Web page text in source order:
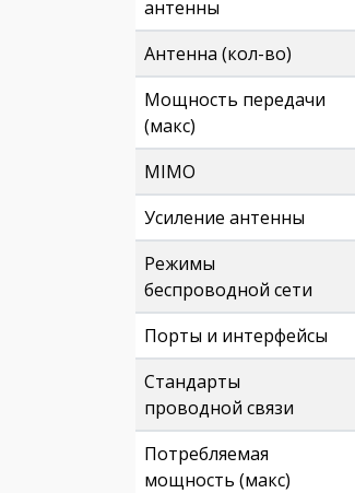
антенны
Антенна (кол-во)
Мощность передачи
(макс)
MIMO
Усиление антенны
Режимы
беспроводной сети
Порты и интерфейсы
Стандарты
проводной связи
Потребляемая
мощность (макс)